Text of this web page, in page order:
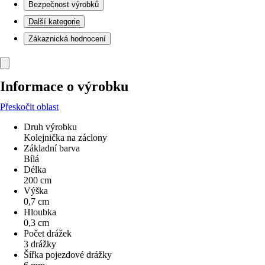
Bezpečnost výrobků
Další kategorie
Zákaznická hodnocení
Informace o výrobku
Přeskočit oblast
Druh výrobku
Kolejnička na záclony
Základní barva
Bílá
Délka
200 cm
Výška
0,7 cm
Hloubka
0,3 cm
Počet drážek
3 drážky
Šířka pojezdové drážky